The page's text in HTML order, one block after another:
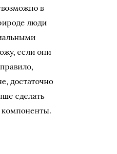
в
люди
если они
достаточно
сделать
компоненты.